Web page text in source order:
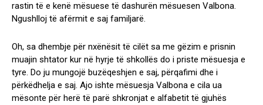
rastin të e kenë mësuese të dashurën mësuesen Valbona.
Ngushlloj të afërmit e saj familjarë.
Oh, sa dhembje për nxënësit të cilët sa me gëzim e prisnin
muajin shtator kur në hyrje të shkollës do i priste mësuesja e
tyre. Do ju mungojë buzëqeshjen e saj, përqafimi dhe i
përkëdhelja e saj. Ajo ishte mësuesja Valbona e cila ua
mësonte për herë të parë shkronjat e alfabetit të gjuhës